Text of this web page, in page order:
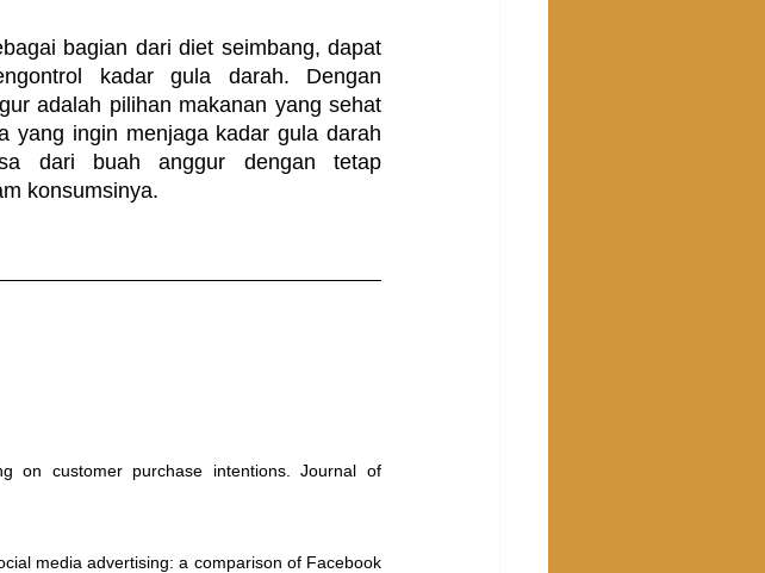
bagian dari diet seimbang, dapat
kadar gula darah. Dengan
adalah pilihan makanan yang sehat
yang ingin menjaga kadar gula darah
dari buah anggur dengan tetap
konsumsinya.
on customer purchase intentions. Journal of
media advertising: a comparison of Facebook